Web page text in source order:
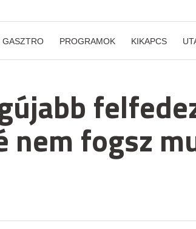
GASZTRO PROGRAMOK KIKAPCS
nem fogsz